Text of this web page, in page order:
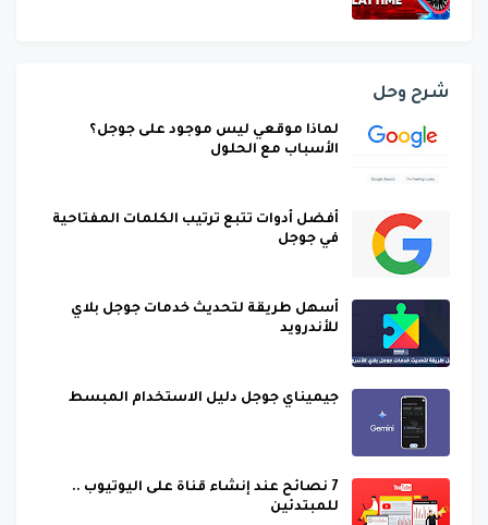
شرح وحل
لماذا موقعي ليس موجود على جوجل؟
الأسباب مع الحلول
أفضل أدوات تتبع ترتيب الكلمات المفتاحية
في جوجل
أسهل طريقة لتحديث خدمات جوجل بلاي
للأندرويد
جيميناي جوجل دليل الاستخدام المبسط
7 نصائح عند إنشاء قناة على اليوتيوب ..
للمبتدئين